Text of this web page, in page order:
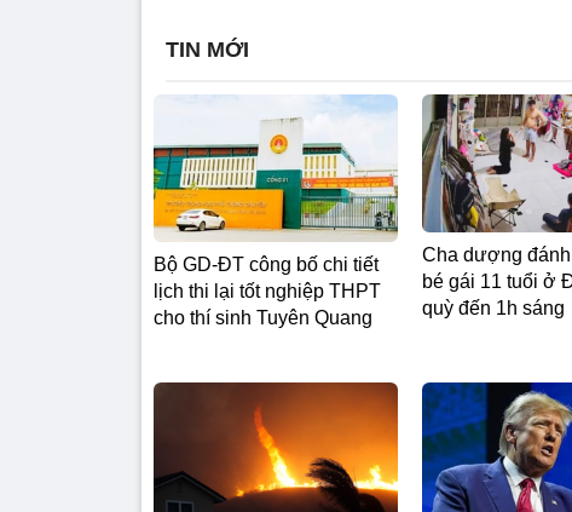
TIN MỚI
Bộ GD-ĐT công bố chi tiết
lịch thi lại tốt nghiệp THPT
cho thí sinh Tuyên Quang
Cha dượng
bé gái 11 tuổi ở
quỳ đến 1h sáng